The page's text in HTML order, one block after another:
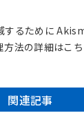
するために
法の詳細はこ
関連記事